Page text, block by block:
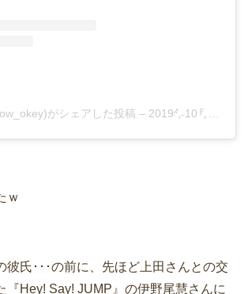
がシェアした投稿 – 2019年10月月30日午前1時17分PDT
ｗ
彼氏･･･の前に、先ほど上田さんとの交
『Hey! Say! JUMP』の伊野尾慧さんに